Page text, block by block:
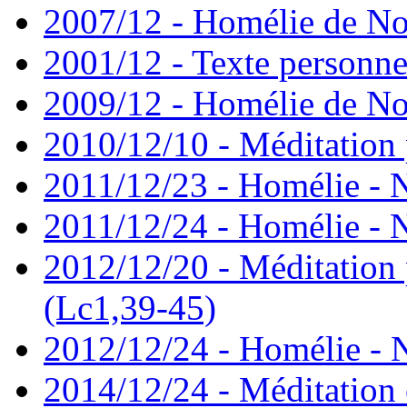
2007/12 - Homélie de
2001/12 - Texte
2009/12 - Homélie de
2010/12/10 -
2011/12/23 - Homélie -
2011/12/24 - Homélie -
2012/12/20 -
(Lc1,39-45)
2012/12/24 - Homélie -
2014/12/24 -